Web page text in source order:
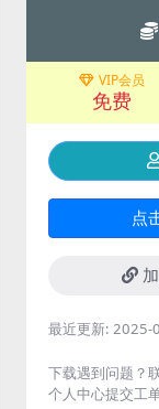
VIP会员
免费
点
最近更新: 2025-
下载遇到问题？
个人中心提交工